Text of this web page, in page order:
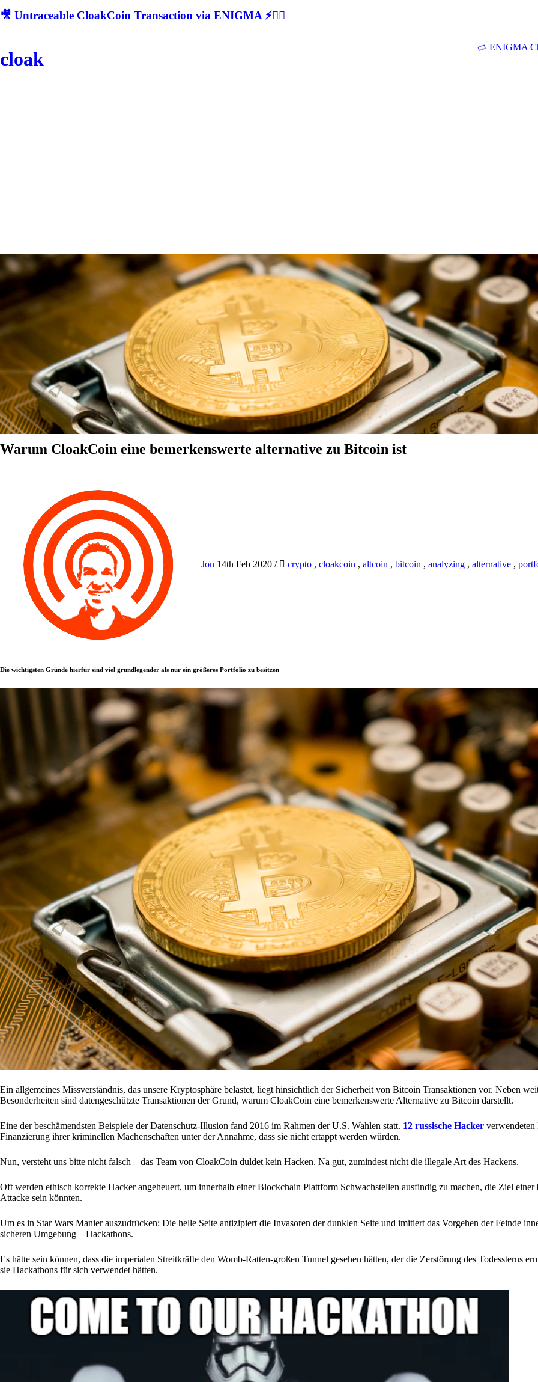
🎥 Untraceable CloakCoin Transaction via ENIGMA ⚡🕵‍♂
cloak
ENIGMA
Warum CloakCoin eine bemerkenswerte alternative zu Bitcoin ist
Jon 14th Feb 2020 / crypto , cloakcoin , altcoin , bitcoin , analyzing , alternative ,
Die wichtigsten Gründe hierfür sind viel grundlegender als nur ein größeres Portfolio zu besitzen
Ein allgemeines Missverständnis, das unsere Kryptosphäre belastet, liegt hinsichtlich der Sicherheit von Bitcoin Transaktionen vor. Neben
Besonderheiten sind datengeschützte Transaktionen der Grund, warum CloakCoin eine bemerkenswerte Alternative zu Bitcoin darstellt.
Eine der beschämendsten Beispiele der Datenschutz-Illusion fand 2016 im Rahmen der U.S. Wahlen statt. 12 russische Hacker
Finanzierung ihrer kriminellen Machenschaften unter der Annahme, dass sie nicht ertappt werden würden.
Nun, versteht uns bitte nicht falsch – das Team von CloakCoin duldet kein Hacken. Na gut, zumindest nicht die illegale Art des Hackens.
Oft werden ethisch korrekte Hacker angeheuert, um innerhalb einer Blockchain Plattform Schwachstellen ausfindig zu machen, die Ziel
Attacke sein könnten.
Um es in Star Wars Manier auszudrücken: Die helle Seite antizipiert die Invasoren der dunklen Seite und imitiert das Vorgehen der Feinde
sicheren Umgebung – Hackathons.
Es hätte sein können, dass die imperialen Streitkräfte den Womb-Ratten-großen Tunnel gesehen hätten, der die Zerstörung des Todessterns
sie Hackathons für sich verwendet hätten.